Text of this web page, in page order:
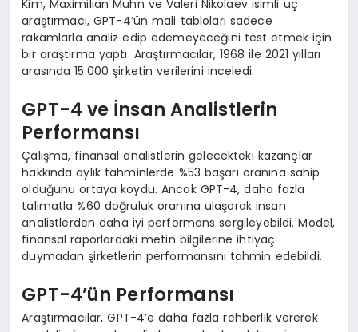
Kim, Maximilian Muhn ve Valeri Nikolaev isimli üç
araştırmacı, GPT-4’ün mali tabloları sadece
rakamlarla analiz edip edemeyeceğini test etmek için
bir araştırma yaptı. Araştırmacılar, 1968 ile 2021 yılları
arasında 15.000 şirketin verilerini inceledi.
GPT-4 ve İnsan Analistlerin
Performansı
Çalışma, finansal analistlerin gelecekteki kazançlar
hakkında aylık tahminlerde %53 başarı oranına sahip
olduğunu ortaya koydu. Ancak GPT-4, daha fazla
talimatla %60 doğruluk oranına ulaşarak insan
analistlerden daha iyi performans sergileyebildi. Model,
finansal raporlardaki metin bilgilerine ihtiyaç
duymadan şirketlerin performansını tahmin edebildi.
GPT-4’ün Performansı
Araştırmacılar, GPT-4’e daha fazla rehberlik vererek